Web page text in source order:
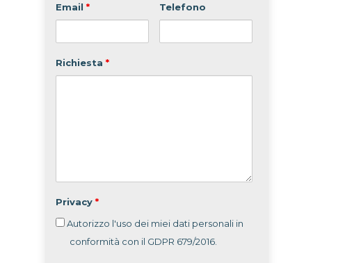
Email * Telefono
Richiesta *
Privacy *
Autorizzo l'uso dei miei dati personali in
conformità con il GDPR 679/2016.